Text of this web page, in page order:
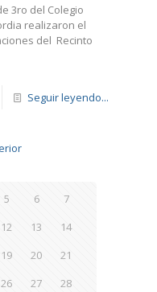
3ro del Colegio
realizaron el
del Recinto
Seguir leyendo...
5 6
7
12 13
14
19 20
21
26 27
28